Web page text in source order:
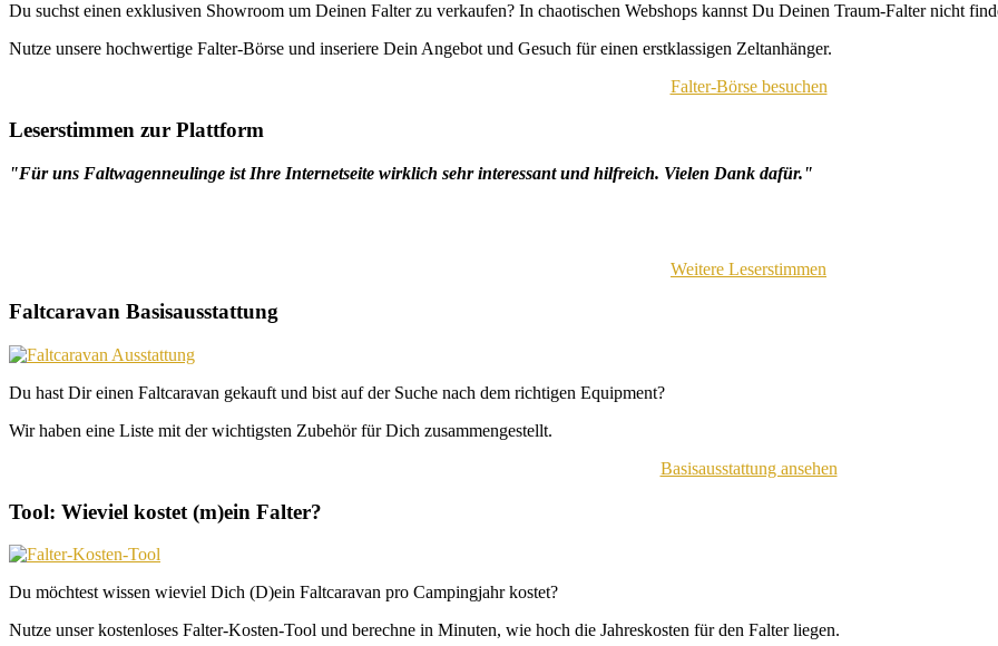
Du suchst einen exklusiven Showroom um Deinen Falter zu verkaufen? In chaotischen Webshops kannst Du Deinen Traum-Falter nicht
Nutze unsere hochwertige Falter-Börse und inseriere Dein Angebot und Gesuch für einen erstklassigen Zeltanhänger.
Falter-Börse besuchen
Leserstimmen zur Plattform
"Für uns Faltwagenneulinge ist Ihre Internetseite wirklich sehr interessant und hilfreich. Vielen Dank dafür."
Weitere Leserstimmen
Faltcaravan Basisausstattung
Du hast Dir einen Faltcaravan gekauft und bist auf der Suche nach dem richtigen Equipment?
Wir haben eine Liste mit der wichtigsten Zubehör für Dich zusammengestellt.
Basisausstattung ansehen
Tool: Wieviel kostet (m)ein Falter?
Du möchtest wissen wieviel Dich (D)ein Faltcaravan pro Campingjahr kostet?
Nutze unser kostenloses Falter-Kosten-Tool und berechne in Minuten, wie hoch die Jahreskosten für den Falter liegen.